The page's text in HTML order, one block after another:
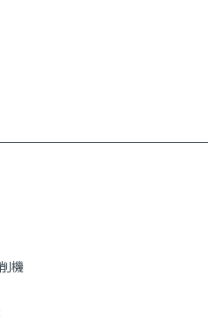
機